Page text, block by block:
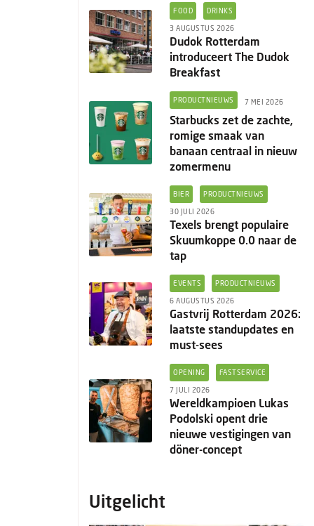
FOOD DRINKS
3 AUGUSTUS 2026
Dudok Rotterdam
introduceert The Dudok
Breakfast
PRODUCTNIEUWS 7 MEI 2026
Starbucks zet de zachte,
romige smaak van
banaan centraal in nieuw
zomermenu
BIER PRODUCTNIEUWS
30 JULI 2026
Texels brengt populaire
Skuumkoppe 0.0 naar de
tap
EVENTS PRODUCTNIEUWS
6 AUGUSTUS 2026
Gastvrij Rotterdam 2026:
laatste standupdates en
must-sees
OPENING FASTSERVICE
7 JULI 2026
Wereldkampioen Lukas
Podolski opent drie
nieuwe vestigingen van
döner-concept
Uitgelicht